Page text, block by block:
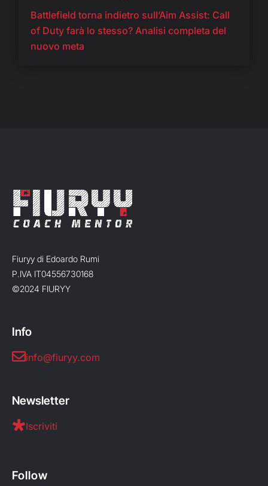
Battlefield torna indietro sull’Aim Assist: Call
of Duty farà lo stesso? Analisi completa del
nuovo meta
Fiuryy di Edoardo Rumi
P.IVA IT04556730168
©2024 FIURYY
Info
info@fiuryy.com
Newsletter
Iscriviti
Follow